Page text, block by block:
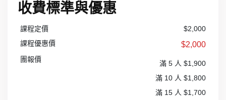
收費標準與優惠
課程定價
$2,000
課程優惠價
$2,000
團報價
滿 5 人 $1,900
滿 10 人 $1,800
滿 15 人 $1,700